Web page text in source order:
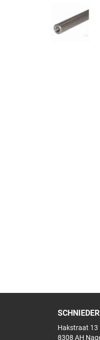
Hakstraat 13
8308 AH